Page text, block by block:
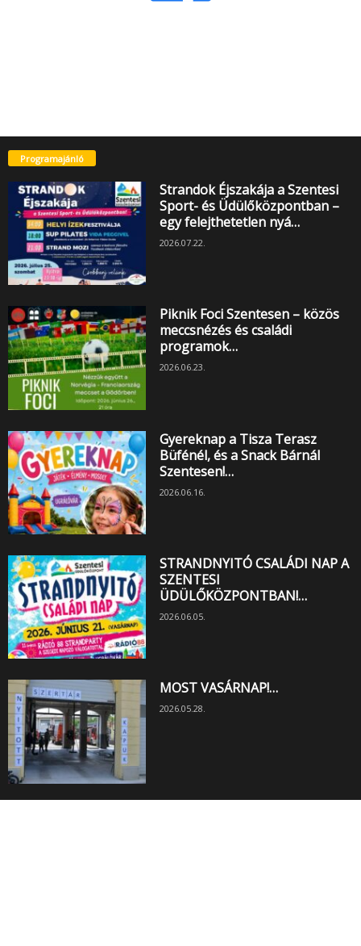
Programajánló
Strandok Éjszakája a Szentesi
Sport- és Üdülőközpontban –
egy felejthetetlen nyá…
2026.07.22.
Piknik Foci Szentesen – közös
meccsnézés és családi
programok…
2026.06.23.
Gyereknap a Tisza Terasz
Büfénél, és a Snack Bárnál
Szentesen!…
2026.06.16.
STRANDNYITÓ CSALÁDI NAP A
SZENTESI
ÜDÜLŐKÖZPONTBAN!…
2026.06.05.
MOST VASÁRNAP!…
2026.05.28.